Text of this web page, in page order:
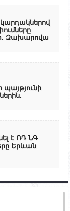
Զախարովա
է ՌԴ ՆԳ
Երևան